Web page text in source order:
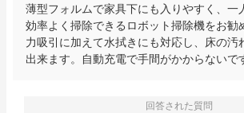
薄型フォルムで家具下にも入りやすく、一
効率よく掃除できるロボット掃除機をお勧
力吸引に加えて水拭きにも対応し、床の汚
出来ます。自動充電で手間がかからないで
回答された質問